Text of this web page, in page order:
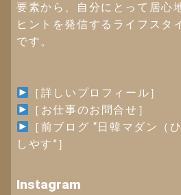
要素から、自分にとって居心
ヒントを発信するライフスタ
です。
［詳しいプロフィール］
［お仕事のお問合せ］
［ 前ブログ “日韓マダン（
しやす” ］
Instagram